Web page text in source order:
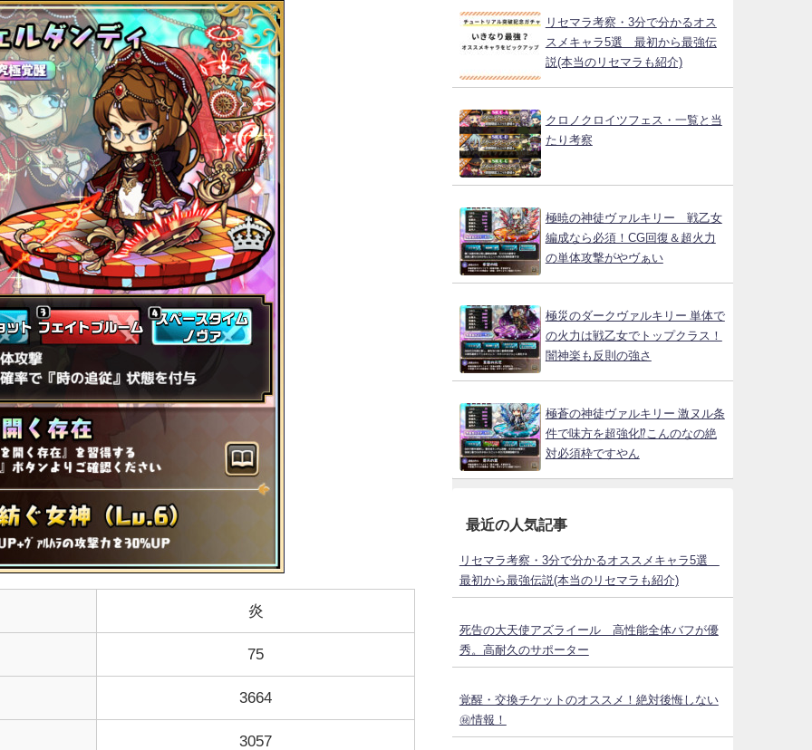
炎
75
3664
3057
リセマラ考察・3分で分かるオス
スメキャラ5選 最初から最強伝
説(本当のリセマラも紹介)
クロノクロイツフェス・一覧と当
たり考察
極暁の神徒ヴァルキリー 戦乙女
編成なら必須！CG回復＆超火力
の単体攻撃がやヴぁい
極災のダークヴァルキリー 単体で
の火力は戦乙女でトップクラス！
闇神楽も反則の強さ
極蒼の神徒ヴァルキリー 激ヌル条
件で味方を超強化⁉こんのなの絶
対必須枠ですやん
最近の人気記事
リセマラ考察・3分で分かるオススメキャラ5選
最初から最強伝説(本当のリセマラも紹介)
死告の大天使アズライール 高性能全体バフが優
秀。高耐久のサポーター
覚醒・交換チケットのオススメ！絶対後悔しない
㊙情報！